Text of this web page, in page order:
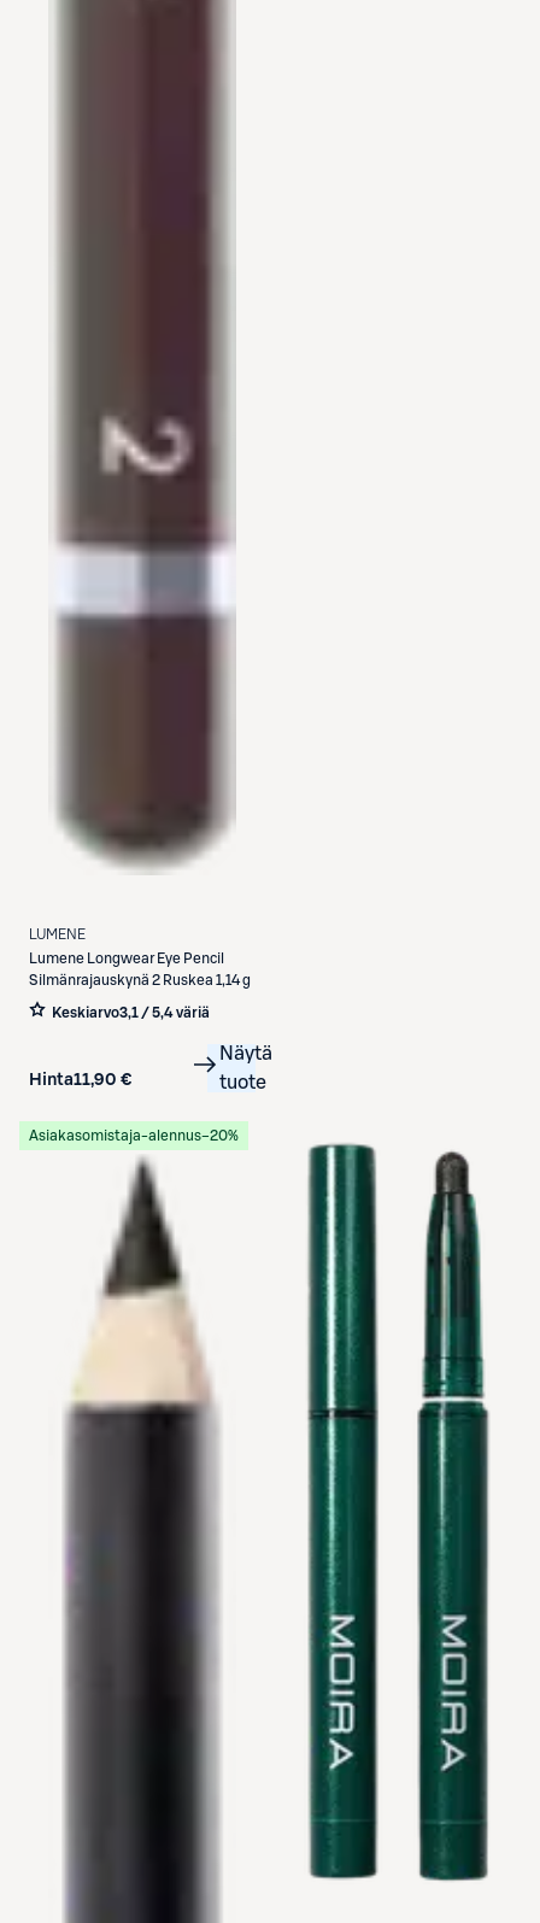
LUMENE
Lumene
Longwear Eye Pencil
Silmänrajauskynä 2 Ruskea 1,14 g
Keskiarvo3,1 / 5,4 väriä
Hinta11,90 €
Näytä
tuote
Asiakasomistaja-alennus−20%